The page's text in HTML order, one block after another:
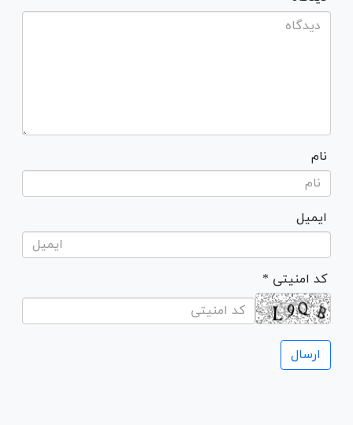
نام
ایمیل
* کد امنیتی